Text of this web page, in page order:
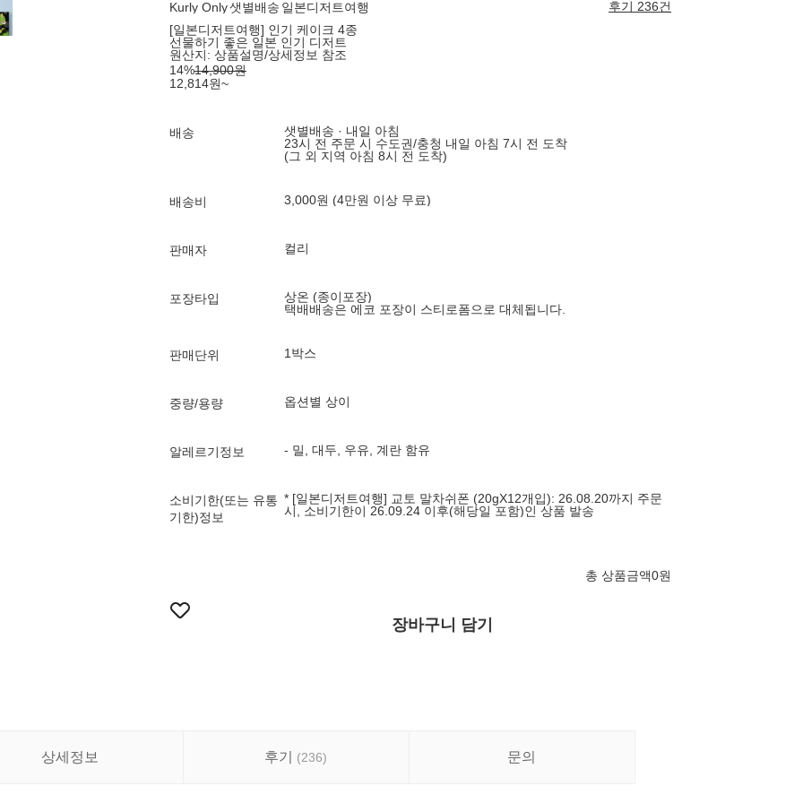
Kurly Only샛별배송 일본디저트여행
후기 236건
[일본디저트여행] 인기 케이크 4종
선물하기 좋은 일본 인기 디저트
원산지: 상품설명/상세정보 참조
14%14,900원
12,814원~
배송
샛별배송 · 내일 아침
23시 전 주문 시 수도권/충청 내일 아침 7시 전 도착
(그 외 지역 아침 8시 전 도착)
배송비 3,000원 (4만원 이상 무료)
판매자 컬리
포장타입
상온 (종이포장)
택배배송은 에코 포장이 스티로폼으로 대체됩니다.
판매단위 1박스
중량/용량 옵션별 상이
알레르기정보 - 밀, 대두, 우유, 계란 함유
소비기한(또는 유통
기한)정보
* [일본디저트여행] 교토 말차쉬폰 (20gX12개입): 26.08.20까지 주문
시, 소비기한이 26.09.24 이후(해당일 포함)인 상품 발송
총 상품금액0원
장바구니 담기
상세정보 후기 (236) 문의